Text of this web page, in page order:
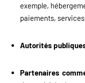
exemple,
paiements,
Autorités
Partenaires